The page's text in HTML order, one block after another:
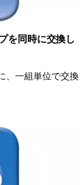
を同時に交換し
、一組単位で交換